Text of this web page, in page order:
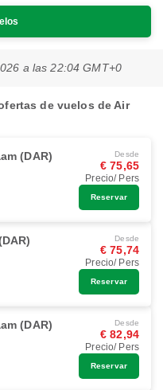
a las 22:04 GMT+0
de vuelos de Air
(DAR) Desde
€ 75,65
Precio/ Pers
Reservar
Desde
€ 75,74
Precio/ Pers
Reservar
(DAR) Desde
€ 82,94
Precio/ Pers
Reservar